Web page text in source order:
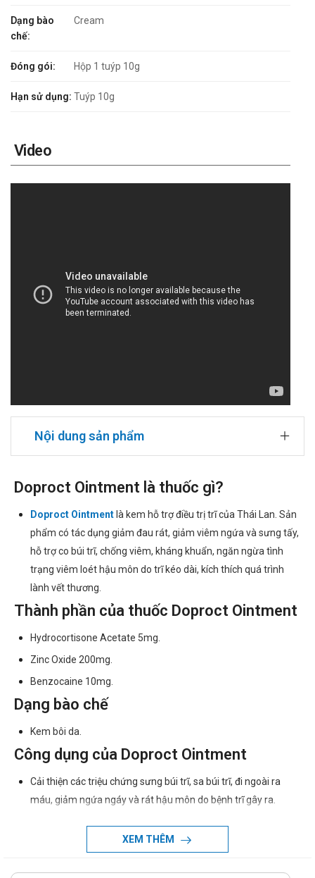
Dạng bào
chế:
Cream
Đóng gói: Hộp 1 tuýp 10g
Hạn sử dụng: Tuýp 10g
Video
Nội dung sản phẩm
Doproct Ointment là thuốc gì?
Doproct Ointmentlà kem hỗ trợ điều trị trĩ của Thái Lan. Sản
phẩm có tác dụng giảm đau rát, giảm viêm ngứa và sưng tấy,
hỗ trợ co búi trĩ, chống viêm, kháng khuẩn, ngăn ngừa tình
trạng viêm loét hậu môn do trĩ kéo dài, kích thích quá trình
lành vết thương.
Thành phần của thuốc Doproct Ointment
Hydrocortisone Acetate 5mg.
Zinc Oxide 200mg.
Benzocaine 10mg.
Dạng bào chế
Kem bôi da.
Công dụng của Doproct Ointment
Cải thiện các triệu chứng sưng búi trĩ, sa búi trĩ, đi ngoài ra
máu, giảm ngứa ngáy và rát hậu môn do bệnh trĩ gây ra.
tĩnh mạch trĩ có khả năng chịu áp lực cao và không bị sa ra
XEM THÊM